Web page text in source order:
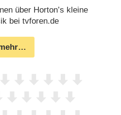
über Horton’s kleine
bei tvforen.de